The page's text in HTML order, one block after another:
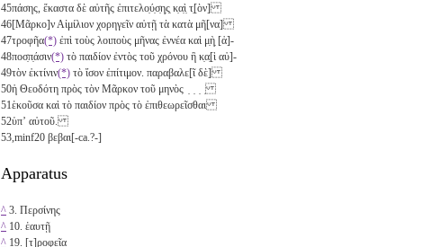
45πάσης, ἕκαστα δὲ αὐτῆς ἐπιτελο̣ύ̣σ̣η̣ς̣ κ̣α̣ὶ̣ τ̣[ὸν]
46[Μᾶρκο]ν Αἰμίλιον χορηγεῖν αὐτῇ τὰ κατὰ μῆ[να]
47τροφῆα(*) ἐπὶ τοὺς λοιποὺς μῆνας ἐννέα καὶ μ̣ὴ̣ [ἀ]-
48ποσ̣π̣άσιν(*) τὸ παιδίον ἐντὸς τοῦ χρόνου ἢ κ̣α̣[ὶ αὐ]-
49τὸν ἐκτίνιν(*) τὸ ἴσον ἐπίτιμον. παραβαλε[ῖ δὲ]
50ἡ Θεοδότη πρὸς τὸν Μᾶρκον τοῦ μηνὸς ̣ ̣ ̣ ̣
51ἑκοῦσα καὶ τὸ παιδίον πρὸς τὸ ἐπιθεωρεῖσθαι
52ὑπʼ αὐτοῦ.
53,minf20 βεβαι[-ca.?-]
Apparatus
^ 3. Περσίνης
^ 10. ἑαυτῇ
^ 19. [τ]ροφεῖα